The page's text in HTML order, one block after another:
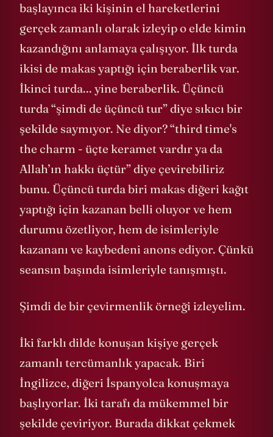
başlayınca iki kişinin el hareketlerini
gerçek zamanlı olarak izleyip o elde kimin
kazandığını anlamaya çalışıyor. İlk turda
ikisi de makas yaptığı için beraberlik var.
İkinci turda... yine beraberlik. Üçüncü
turda “şimdi de üçüncü tur” diye sıkıcı bir
şekilde saymıyor. Ne diyor? “third time's
the charm - üçte keramet vardır ya da
Allah’ın hakkı üçtür” diye çevirebiliriz
bunu. Üçüncü turda biri makas diğeri kağıt
yaptığı için kazanan belli oluyor ve hem
durumu özetliyor, hem de isimleriyle
kazananı ve kaybedeni anons ediyor. Çünkü
seansın başında isimleriyle tanışmıştı.
Şimdi de bir çevirmenlik örneği izleyelim.
İki farklı dilde konuşan kişiye gerçek
zamanlı tercümanlık yapacak. Biri
İngilizce, diğeri İspanyolca konuşmaya
başlıyorlar. İki tarafı da mükemmel bir
şekilde çeviriyor. Burada dikkat çekmek